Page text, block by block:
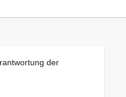
der